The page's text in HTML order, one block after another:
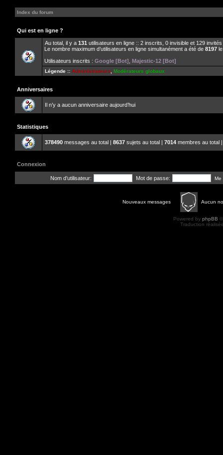
Index du forum
Qui est en ligne ?
Au total, il y a 131 utilisateurs en ligne :: 2 inscrits, 0 invisible et 129
Le nombre maximum d’utilisateurs en ligne simultanément a été de 8197
Utilisateurs inscrits : Google [Bot] Majestic-12 [Bot]
Légende :: Administrateurs Modérateurs globaux
Anniversaires
Il n’y a aucun anniversaire aujourd’hui
Statistiques
378490 messages au total | 8637 sujets au total | 7014 membres au total
Connexion
Nom d’utilisateur: Mot de passe: Me
Nouveaux messages Aucun
Powered by phpBB
Traduction